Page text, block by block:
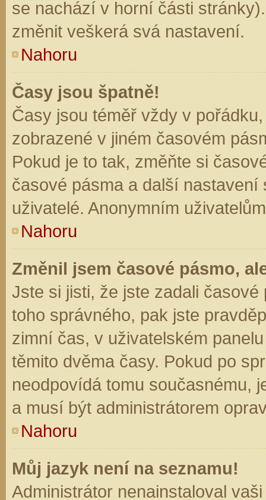
se nachází v horní části
změnit veškerá svá nastavení.
Nahoru
Časy jsou špatně!
Časy jsou téměř vždy v
zobrazené v jiném časovém
Pokud je to tak, změňte si
časové pásma a další
uživatelé. Anonymním
Nahoru
Změnil jsem časové pásmo,
Jste si jisti, že jste zadali
toho správného, pak jste
zimní čas, v uživatelském
těmito dvěma časy. Pokud po
neodpovídá tomu současnému,
a musí být administrátorem
Nahoru
Můj jazyk není na seznamu!
Administrátor nenainstaloval